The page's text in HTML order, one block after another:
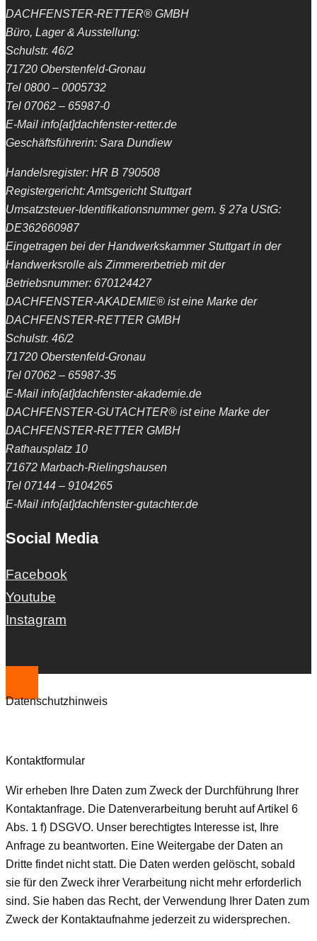
DACHFENSTER-RETTER® GMBH
Büro, Lager & Ausstellung:
Schulstr. 46/2
71720 Oberstenfeld-Gronau
Tel 0800 – 0005732
Tel 07062 – 65987-0
E-Mail info[at]dachfenster-retter.de
Geschäftsführerin: Sara Dundiew
Handelsregister: HR B 790508
Registergericht: Amtsgericht Stuttgart
Umsatzsteuer-Identifikationsnummer gem. § 27a UStG:
DE362660987
Eingetragen bei der Handwerkskammer Stuttgart in der
Handwerksrolle als Zimmererbetrieb mit der
Betriebsnummer: 670124427
DACHFENSTER-AKADEMIE® ist eine Marke der
DACHFENSTER-RETTER GMBH
Schulstr. 46/2
71720 Oberstenfeld-Gronau
Tel 07062 – 65987-35
E-Mail info[at]dachfenster-akademie.de
DACHFENSTER-GUTACHTER® ist eine Marke der
DACHFENSTER-RETTER GMBH
Rathausplatz 10
71672 Marbach-Rielingshausen
Tel 07144 – 9104265
E-Mail info[at]dachfenster-gutachter.de
Social Media
Facebook
Youtube
Instagram
Datenschutzhinweis
Kontaktformular
Wir erheben Ihre Daten zum Zweck der Durchführung Ihrer
Kontaktanfrage. Die Datenverarbeitung beruht auf Artikel 6
Abs. 1 f) DSGVO. Unser berechtigtes Interesse ist, Ihre
Anfrage zu beantworten. Eine Weitergabe der Daten an
Dritte findet nicht statt. Die Daten werden gelöscht, sobald
sie für den Zweck ihrer Verarbeitung nicht mehr erforderlich
sind. Sie haben das Recht, der Verwendung Ihrer Daten zum
Zweck der Kontaktaufnahme jederzeit zu widersprechen.